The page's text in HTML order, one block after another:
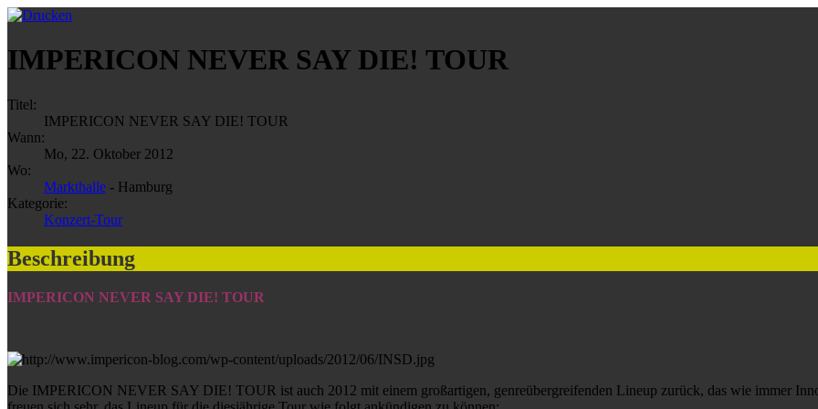
IMPERICON NEVER SAY DIE! TOUR
Titel:
IMPERICON NEVER SAY DIE! TOUR
Wann:
Mo, 22. Oktober 2012
Wo:
Markthalle - Hamburg
Kategorie:
Konzert-Tour
Beschreibung
IMPERICON NEVER SAY DIE! TOUR
Die IMPERICON NEVER SAY DIE! TOUR ist auch 2012 mit einem großartigen, genreübergreifenden Lineup zurück, das wie immer